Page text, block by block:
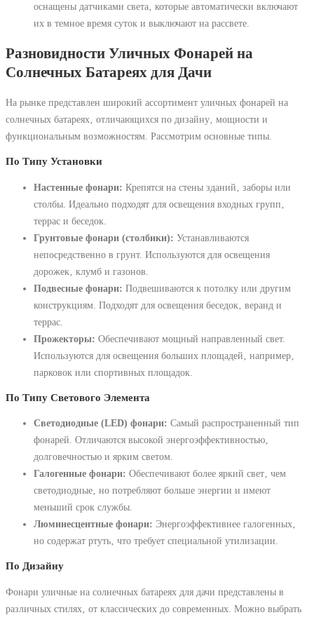
оснащены датчиками света‚ которые автоматически включают
их в темное время суток и выключают на рассвете.
Разновидности Уличных Фонарей на
Солнечных Батареях для Дачи
На рынке представлен широкий ассортимент уличных фонарей на
солнечных батареях‚ отличающихся по дизайну‚ мощности и
функциональным возможностям. Рассмотрим основные типы.
По Типу Установки
Настенные фонари: Крепятся на стены зданий‚ заборы или
столбы. Идеально подходят для освещения входных групп‚
террас и беседок.
Грунтовые фонари (столбики): Устанавливаются
непосредственно в грунт. Используются для освещения
дорожек‚ клумб и газонов.
Подвесные фонари: Подвешиваются к потолку или другим
конструкциям. Подходят для освещения беседок‚ веранд и
террас.
Прожекторы: Обеспечивают мощный направленный свет.
Используются для освещения больших площадей‚ например‚
парковок или спортивных площадок.
По Типу Светового Элемента
Светодиодные (LED) фонари: Самый распространенный тип
фонарей. Отличаются высокой энергоэффективностью‚
долговечностью и ярким светом.
Галогенные фонари: Обеспечивают более яркий свет‚ чем
светодиодные‚ но потребляют больше энергии и имеют
меньший срок службы.
Люминесцентные фонари: Энергоэффективнее галогенных‚
но содержат ртуть‚ что требует специальной утилизации.
По Дизайну
Фонари уличные на солнечных батареях для дачи представлены в
различных стилях‚ от классических до современных. Можно выбрать